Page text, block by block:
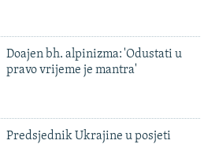
Doajen bh. alpinizma: 'Odustati u
pravo vrijeme je mantra'
Predsjednik Ukrajine u posjeti